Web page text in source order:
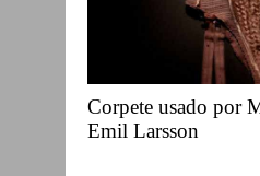
Corpete usado por
Emil Larsson